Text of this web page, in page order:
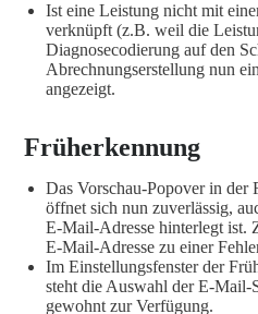
Ist eine Leistung nicht mit
verknüpft (z.B. weil die
Diagnosecodierung auf den
Abrechnungserstellung nun
angezeigt.
Früherkennung
Das Vorschau-Popover in der
öffnet sich nun zuverlässig,
E-Mail-Adresse hinterlegt ist.
E-Mail-Adresse zu einer
Im Einstellungsfenster der
steht die Auswahl der E-
gewohnt zur Verfügung.